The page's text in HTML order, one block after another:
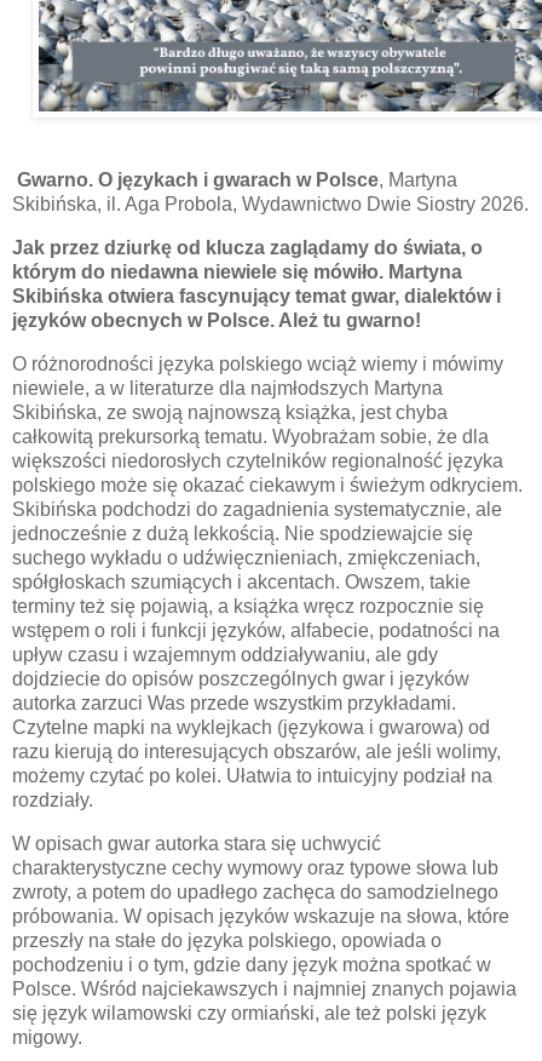
Gwarno. O językach i gwarach w Polsce, Martyna
Skibińska, il. Aga Probola, Wydawnictwo Dwie Siostry 2026.
Jak przez dziurkę od klucza zaglądamy do świata, o
którym do niedawna niewiele się mówiło. Martyna
Skibińska otwiera fascynujący temat gwar, dialektów i
języków obecnych w Polsce. Ależ tu gwarno!
O różnorodności języka polskiego wciąż wiemy i mówimy
niewiele, a w literaturze dla najmłodszych Martyna
Skibińska, ze swoją najnowszą książka, jest chyba
całkowitą prekursorką tematu. Wyobrażam sobie, że dla
większości niedorosłych czytelników regionalność języka
polskiego może się okazać ciekawym i świeżym odkryciem.
Skibińska podchodzi do zagadnienia systematycznie, ale
jednocześnie z dużą lekkością. Nie spodziewajcie się
suchego wykładu o udźwięcznieniach, zmiękczeniach,
spółgłoskach szumiących i akcentach. Owszem, takie
terminy też się pojawią, a książka wręcz rozpocznie się
wstępem o roli i funkcji języków, alfabecie, podatności na
upływ czasu i wzajemnym oddziaływaniu, ale gdy
dojdziecie do opisów poszczególnych gwar i języków
autorka zarzuci Was przede wszystkim przykładami.
Czytelne mapki na wyklejkach (językowa i gwarowa) od
razu kierują do interesujących obszarów, ale jeśli wolimy,
możemy czytać po kolei. Ułatwia to intuicyjny podział na
rozdziały.
W opisach gwar autorka stara się uchwycić
charakterystyczne cechy wymowy oraz typowe słowa lub
zwroty, a potem do upadłego zachęca do samodzielnego
próbowania. W opisach języków wskazuje na słowa, które
przeszły na stałe do języka polskiego, opowiada o
pochodzeniu i o tym, gdzie dany język można spotkać w
Polsce. Wśród najciekawszych i najmniej znanych pojawia
się język wilamowski czy ormiański, ale też polski język
migowy.